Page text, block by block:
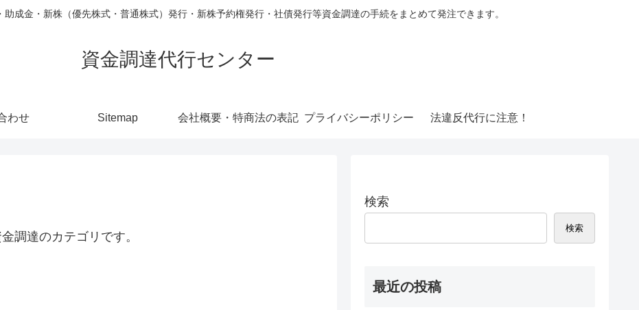
成金・新株（優先株式・普通株式）発行・新株予約権発行・社債発行等資金調達の手続をまとめて発注できます。
資金調達代行センター
わせ Sitemap 会社概要・特商法の表記 プライバシーポリシー 法違反代行に注意！
調達のカテゴリです。
検索
検索
最近の投稿